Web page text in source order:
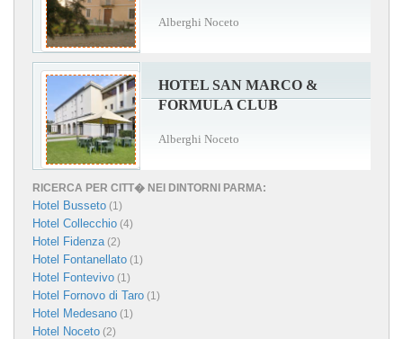
Alberghi Noceto
HOTEL SAN MARCO &
FORMULA CLUB
Alberghi Noceto
RICERCA PER CITT� NEI DINTORNI PARMA:
Hotel Busseto (1)
Hotel Collecchio (4)
Hotel Fidenza(2)
Hotel Fontanellato (1)
Hotel Fontevivo (1)
Hotel Fornovo di Taro (1)
Hotel Medesano (1)
Hotel Noceto (2)